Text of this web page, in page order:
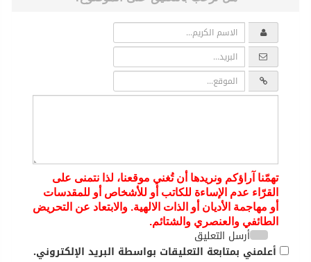
تهمّنا آراؤكم ونريدها أن تُغني موقعنا، لذا نتمنى على
القرّاء عدم الإساءة للكاتب أو للأشخاص أو للمقدسات
أو مهاجمة الأديان أو الذات الالهية. والابتعاد عن التحريض
الطائفي والعنصري والشتائم.
أرسل التعليق
أعلمني بمتابعة التعليقات بواسطة البريد الإلكتروني.